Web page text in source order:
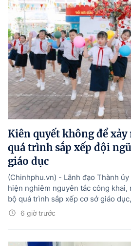
Kiên quyết không để
quá trình sắp xếp đội
giáo dục
6 giờ trước
(Chinhphu.vn) - Lãnh đạo Thành
hiện nghiêm nguyên tắc công khai,
bộ quá trình sắp xếp cơ sở giáo